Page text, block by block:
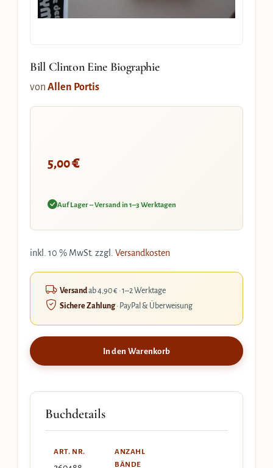
Bill Clinton Eine Biographie
von Allen Portis
5,00€
Auf Lager – Versand in 1–3 Werktagen
inkl. 10 % MwSt. zzgl. Versandkosten
Versandab 4,90 € · 1–2 Werktage
Sichere Zahlung· PayPal & Überweisung
In den Warenkorb
Buchdetails
ART. NR.
ANZAHL
BÄNDE